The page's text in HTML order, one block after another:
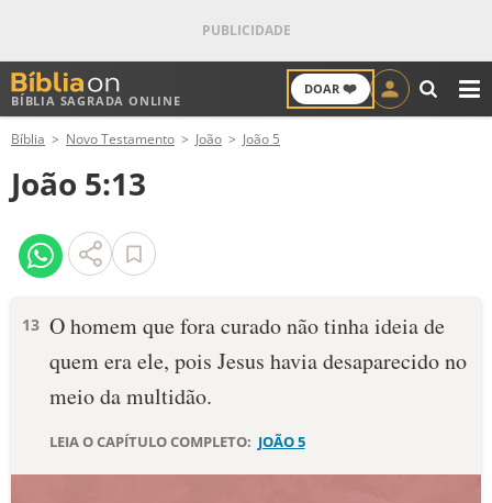
BÍBLIA SAGRADA ONLINE
DOAR ❤️
ANTIGO TESTAMENTO
NOVO TESTAMENTO
VERSÍCULOS
PALAVRA DO DIA
DEVOCIONAL DIÁRIO
Bíblia Novo Testamento João João 5
João 5:13
13 O homem que fora curado não tinha ideia de
quem era ele, pois Jesus havia desaparecido no
meio da multidão.
LEIA O CAPÍTULO COMPLETO: JOÃO 5